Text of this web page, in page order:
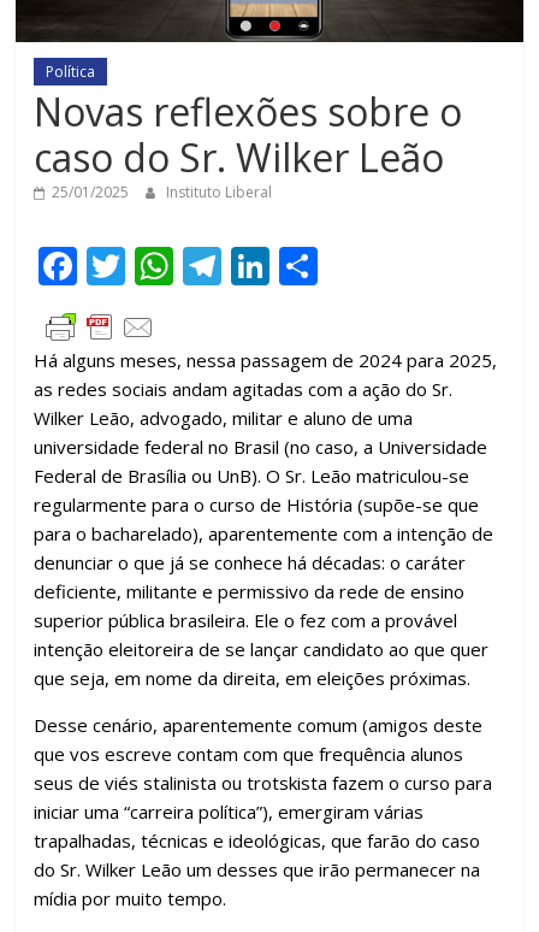
Política
Novas reflexões sobre o
caso do Sr. Wilker Leão
25/01/2025 Instituto Liberal
F
ac
e
b
o
o
k
T
w
itt
er
W
s
A
p
p
T
gr
a
m
Li
e
dI
n
m
p
ar
til
h
ar
Há alguns meses, nessa passagem de 2024 para 2025,
as redes sociais andam agitadas com a ação do Sr.
Wilker Leão, advogado, militar e aluno de uma
universidade federal no Brasil (no caso, a Universidade
Federal de Brasília ou UnB). O Sr. Leão matriculou-se
regularmente para o curso de História (supõe-se que
para o bacharelado), aparentemente com a intenção de
denunciar o que já se conhece há décadas: o caráter
deficiente, militante e permissivo da rede de ensino
superior pública brasileira. Ele o fez com a provável
intenção eleitoreira de se lançar candidato ao que quer
que seja, em nome da direita, em eleições próximas.
Desse cenário, aparentemente comum (amigos deste
que vos escreve contam com que frequência alunos
seus de viés stalinista ou trotskista fazem o curso para
iniciar uma “carreira política”), emergiram várias
trapalhadas, técnicas e ideológicas, que farão do caso
do Sr. Wilker Leão um desses que irão permanecer na
mídia por muito tempo.